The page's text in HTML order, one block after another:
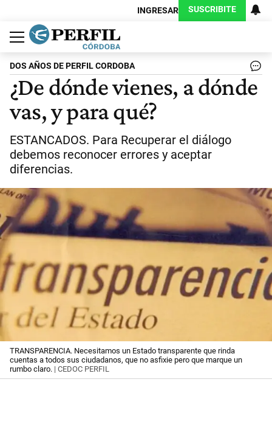
INGRESAR SUSCRIBITE
Política
Economía
Judiciales
Sociedad
Cultura
Espectáculos
Deportes
Protagonistas
DOS AÑOS DE PERFIL CORDOBA
¿De dónde vienes, a dónde
vas, y para qué?
ESTANCADOS. Para Recuperar el diálogo
debemos reconocer errores y aceptar
diferencias.
TRANSPARENCIA. Necesitamos un Estado transparente que rinda
cuentas a todos sus ciudadanos, que no asfixie pero que marque un
rumbo claro. | CEDOC PERFIL